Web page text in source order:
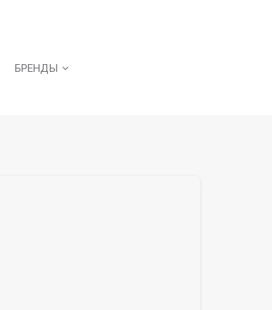
БРЕНДЫ